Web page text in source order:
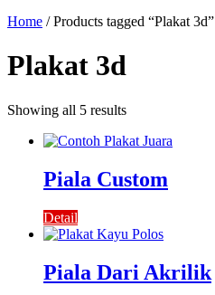
Home / Products tagged “Plakat 3d”
Plakat 3d
Showing all 5 results
Piala Custom
Detail
Piala Dari Akrilik